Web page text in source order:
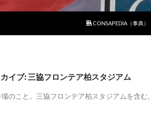
CONSAPEDIA（事典）
イブ: 三協フロンテア柏スタジアム
のこと。三協フロンテア柏スタジアムを含む。